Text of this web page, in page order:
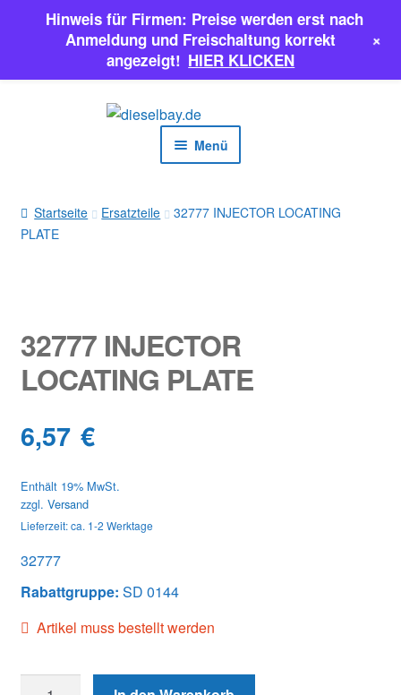
Menü
INJEKTOREN
Classic Parts
Startseite Ersatzteile
32777 INJECTOR LOCATING
PLATE
32777 INJECTOR
LOCATING PLATE
6,57 €
Enthält 19% MwSt.
zzgl. Versand
Lieferzeit: ca. 1-2 Werktage
32777
Rabattgruppe: SD 0144
Artikel muss bestellt werden
Hinweis für Firmen: Preise werden erst nach
Anmeldung und Freischaltung korrekt
angezeigt! HIER KLICKEN
+